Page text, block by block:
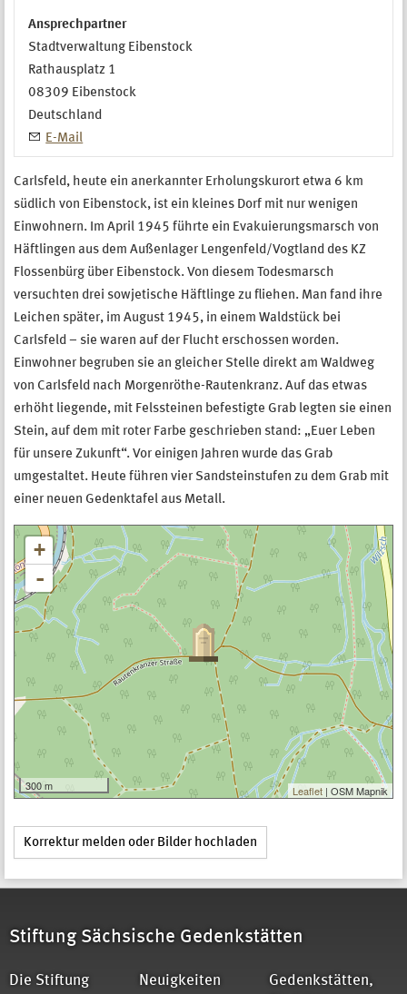
Ansprechpartner
Stadtverwaltung Eibenstock
Rathausplatz 1
08309 Eibenstock
Deutschland
E-Mail
Carlsfeld, heute ein anerkannter Erholungskurort etwa 6 km
südlich von Eibenstock, ist ein kleines Dorf mit nur wenigen
Einwohnern. Im April 1945 führte ein Evakuierungsmarsch von
Häftlingen aus dem Außenlager Lengenfeld/Vogtland des KZ
Flossenbürg über Eibenstock. Von diesem Todesmarsch
versuchten drei sowjetische Häftlinge zu ﬂiehen. Man fand ihre
Leichen später, im August 1945, in einem Waldstück bei
Carlsfeld – sie waren auf der Flucht erschossen worden.
Einwohner begruben sie an gleicher Stelle direkt am Waldweg
von Carlsfeld nach Morgenröthe-Rautenkranz. Auf das etwas
erhöht liegende, mit Felssteinen befestigte Grab legten sie einen
Stein, auf dem mit roter Farbe geschrieben stand: „Euer Leben
für unsere Zukunft“. Vor einigen Jahren wurde das Grab
umgestaltet. Heute führen vier Sandsteinstufen zu dem Grab mit
einer neuen Gedenktafel aus Metall.
+
-
300 m Leaflet | OSM Mapnik
Korrektur melden oder Bilder hochladen
Stiftung Sächsische Gedenkstätten
Die Stiftung Neuigkeiten
Gedenkstätten,